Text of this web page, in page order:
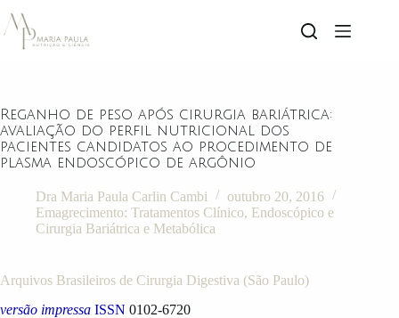
Reganho de peso após cirurgia bariátrica:
avaliação do perfil nutricional dos
pacientes candidatos ao procedimento de
plasma endoscópico de argônio
Dra Maria Paula Carlin Cambi
outubro 20, 2016
Emagrecimento: Tratamentos Clínico, Endoscópico e
Cirurgia Bariátrica e Metabólica
Arquivos Brasileiros de Cirurgia Digestiva (São Paulo)
versão impressa ISSN 0102-6720